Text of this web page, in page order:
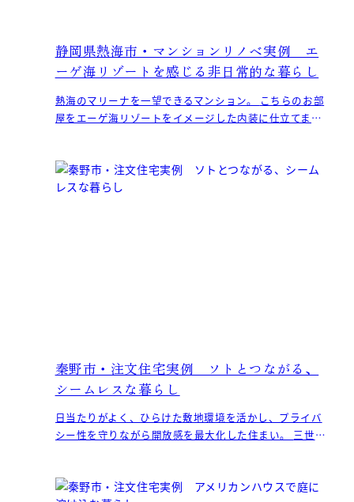
静岡県熱海市・マンションリノベ実例 エ
ーゲ海リゾートを感じる非日常的な暮らし
熱海のマリーナを一望できるマンション。 こちらのお部
屋をエーゲ海リゾートをイメージした内装に仕立てまし
秦野市・注文住宅実例 ソトとつながる、
シームレスな暮らし
日当たりがよく、ひらけた敷地環境を活かし、プライバ
シー性を守りながら開放感を最大化した住まい。 三世帯